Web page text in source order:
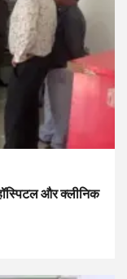
और क्लीनिक